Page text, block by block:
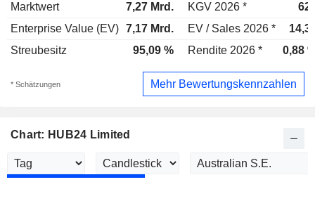
Marktwert 7,27 Mrd. KGV 2026 *
Enterprise Value (EV) 7,17 Mrd. EV / Sales 2026 *
Streubesitz
95,09 % Rendite 2026 * 0,88
* Schätzungen Mehr Bewertungskennzahlen
Chart: HUB24 Limited